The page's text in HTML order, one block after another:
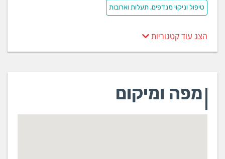
טיפול וניקוי מנדפים, תעלות וארובות
הצג עוד קטגוריות
מפה ומיקום